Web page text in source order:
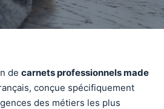
de carnets professionnels made
conçue spécifiquement
des métiers les plus